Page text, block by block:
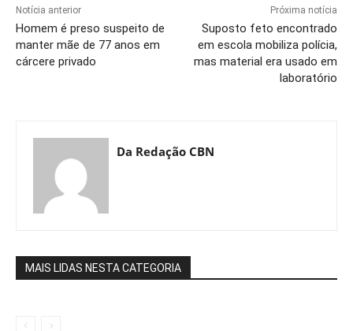
Notícia anterior
Homem é preso suspeito de
manter mãe de 77 anos em
cárcere privado
Próxima notícia
Suposto feto encontrado
em escola mobiliza polícia,
mas material era usado em
laboratório
Da Redação CBN
MAIS LIDAS NESTA CATEGORIA